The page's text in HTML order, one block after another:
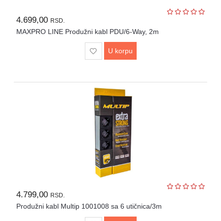
4.699,00 RSD.
MAXPRO LINE Produžni kabl PDU/6-Way, 2m
U korpu
4.799,00 RSD.
Produžni kabl Multip 1001008 sa 6 utičnica/3m